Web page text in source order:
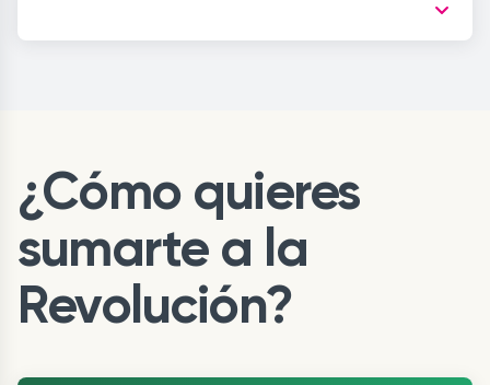
¿Cómo quieres
sumarte a la
Revolución?